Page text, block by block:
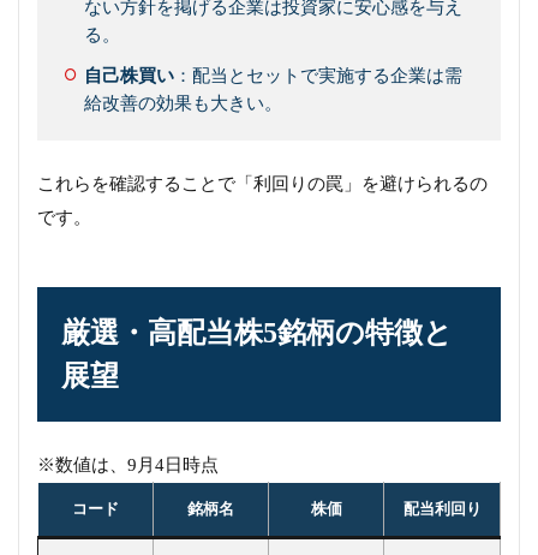
ない方針を掲げる企業は投資家に安心感を与え
る。
自己株買い：配当とセットで実施する企業は需
給改善の効果も大きい。
これらを確認することで「利回りの罠」を避けられるの
です。
厳選・高配当株5銘柄の特徴と
展望
※数値は、9月4日時点
コード 銘柄名 株価 配当利回り